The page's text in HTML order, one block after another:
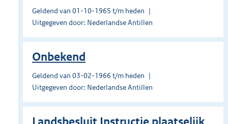
Geldend van 01-10-1965 t/m heden
Uitgegeven door: Nederlandse Antillen
Onbekend
Geldend van 03-02-1966 t/m heden
Uitgegeven door: Nederlandse Antillen